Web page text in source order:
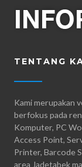
TENTANG
Kami merupakan
berfokus pada
Komputer, PC
Access Point,
Printer, Barcode
area Jadetabek